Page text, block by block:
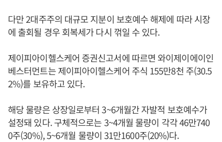
다만 2대주주의 대규모 지분이 보호예수 해제에 따라 시장
에 출회될 경우 회복세가 다시 꺾일 수 있다.
제이피아이헬스케어 증권신고서에 따르면 와이제이에이인
베스터먼트는 제이피아이헬스케어 주식 155만8천 주(30.5
2%)를 보유하고 있다.
해당 물량은 상장일로부터 3~6개월간 자발적 보호예수가
설정돼 있다. 구체적으로는 3~4개월 물량이 각각 46만740
0주(30%), 5~6개월 물량이 31만1600주(20%)다.